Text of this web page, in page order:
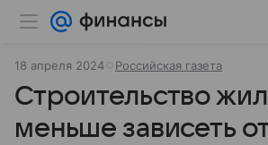
18 апреля 2024 Российская газета
Строительство
меньше зависеть